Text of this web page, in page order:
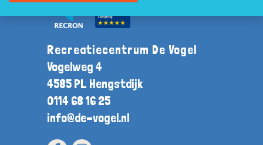
Recreatiecentrum De Vogel
Vogelweg 4
4585 PL Hengstdijk
0114 68 16 25
info@de-vogel.nl